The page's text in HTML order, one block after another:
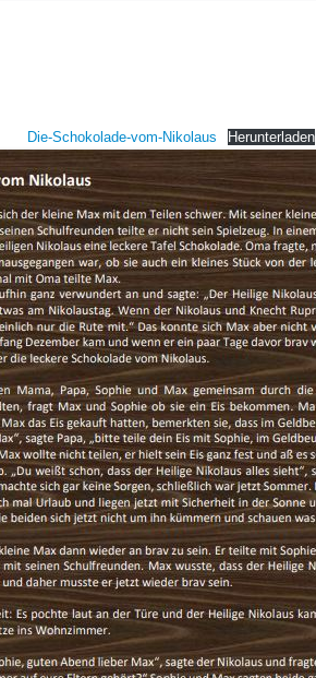
Die-Schokolade-vom-Nikolaus Herunterladen